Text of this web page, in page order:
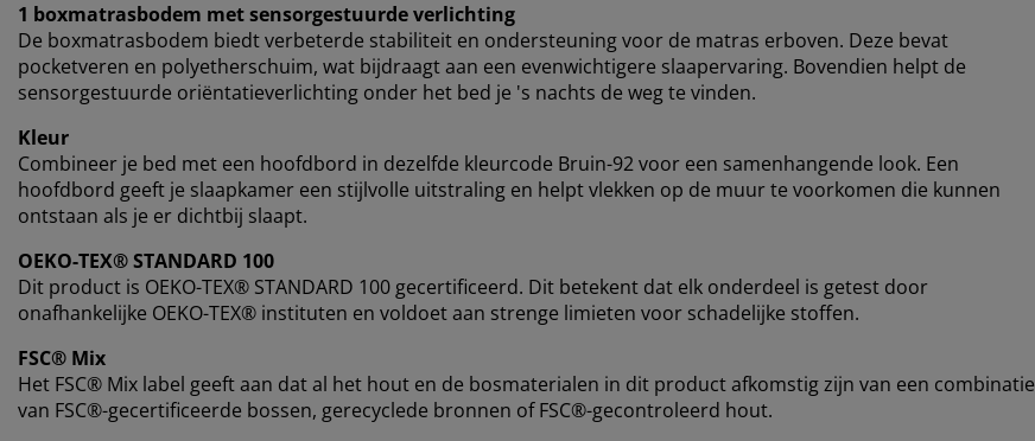
1 boxmatrasbodem met sensorgestuurde verlichting
De boxmatrasbodem biedt verbeterde stabiliteit en ondersteuning voor de matras erboven. Deze bevat
pocketveren en polyetherschuim, wat bijdraagt ​​aan een evenwichtigere slaapervaring. Bovendien helpt de
sensorgestuurde oriëntatieverlichting onder het bed je 's nachts de weg te vinden.
Kleur
Combineer je bed met een hoofdbord in dezelfde kleurcode Bruin-92 voor een samenhangende look. Een
hoofdbord geeft je slaapkamer een stijlvolle uitstraling en helpt vlekken op de muur te voorkomen die kunnen
ontstaan ​​als je er dichtbij slaapt.
OEKO-TEX® STANDARD 100
Dit product is OEKO-TEX® STANDARD 100 gecertificeerd. Dit betekent dat elk onderdeel is getest door
onafhankelijke OEKO-TEX® instituten en voldoet aan strenge limieten voor schadelijke stoffen.
FSC® Mix
Het FSC® Mix label geeft aan dat al het hout en de bosmaterialen in dit product afkomstig zijn van een combinatie
van FSC®-gecertificeerde bossen, gerecyclede bronnen of FSC®-gecontroleerd hout.